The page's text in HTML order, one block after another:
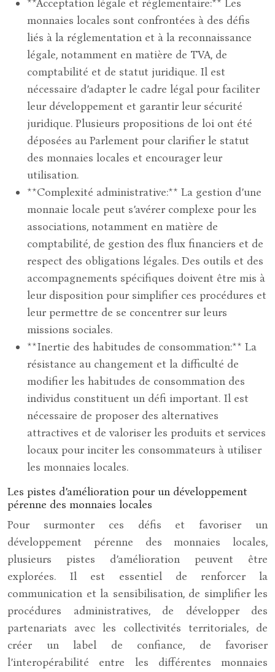
**Acceptation légale et réglementaire:** Les
monnaies locales sont confrontées à des défis
liés à la réglementation et à la reconnaissance
légale, notamment en matière de TVA, de
comptabilité et de statut juridique. Il est
nécessaire d’adapter le cadre légal pour faciliter
leur développement et garantir leur sécurité
juridique. Plusieurs propositions de loi ont été
déposées au Parlement pour clarifier le statut
des monnaies locales et encourager leur
utilisation.
**Complexité administrative:** La gestion d’une
monnaie locale peut s’avérer complexe pour les
associations, notamment en matière de
comptabilité, de gestion des flux financiers et de
respect des obligations légales. Des outils et des
accompagnements spécifiques doivent être mis à
leur disposition pour simplifier ces procédures et
leur permettre de se concentrer sur leurs
missions sociales.
**Inertie des habitudes de consommation:** La
résistance au changement et la difficulté de
modifier les habitudes de consommation des
individus constituent un défi important. Il est
nécessaire de proposer des alternatives
attractives et de valoriser les produits et services
locaux pour inciter les consommateurs à utiliser
les monnaies locales.
Les pistes d’amélioration pour un développement
pérenne des monnaies locales
Pour surmonter ces défis et favoriser un
développement pérenne des monnaies locales,
plusieurs pistes d’amélioration peuvent être
explorées. Il est essentiel de renforcer la
communication et la sensibilisation, de simplifier les
procédures administratives, de développer des
partenariats avec les collectivités territoriales, de
créer un label de confiance, de favoriser
l’interopérabilité entre les différentes monnaies